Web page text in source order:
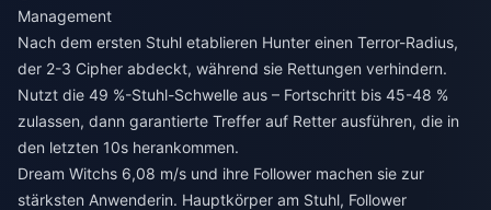
Management
Nach dem ersten Stuhl etablieren Hunter einen Terror-Radius,
der 2-3 Cipher abdeckt, während sie Rettungen verhindern.
Nutzt die 49 %-Stuhl-Schwelle aus – Fortschritt bis 45-48 %
zulassen, dann garantierte Treffer auf Retter ausführen, die in
den letzten 10s herankommen.
Dream Witchs 6,08 m/s und ihre Follower machen sie zur
stärksten Anwenderin. Hauptkörper am Stuhl, Follower